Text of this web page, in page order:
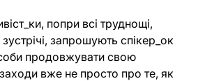
попри всі труднощі,
запрошують спікер_ок
продовжувати свою
вже не просто про те, як